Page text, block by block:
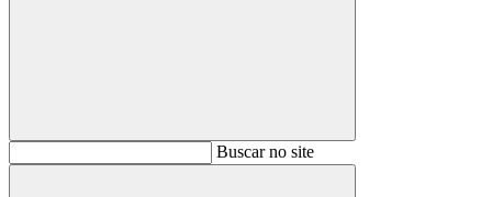
BuscarBuscar no site